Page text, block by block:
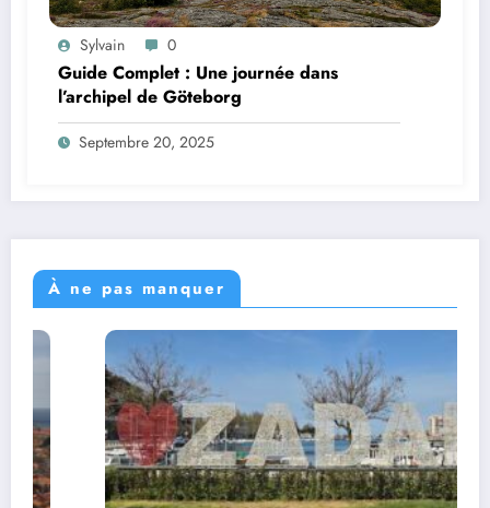
Sylvain 0
Guide Complet : Une journée dans
l’archipel de Göteborg
Septembre 20, 2025
À ne pas manquer